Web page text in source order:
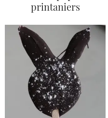
printaniers